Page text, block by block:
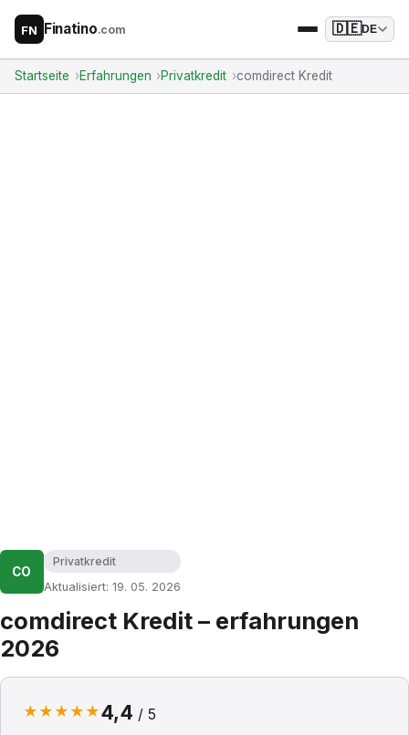
FN Finatino.com 🇩🇪DE
Startseite Erfahrungen Privatkredit comdirect Kredit
CO
Privatkredit
Aktualisiert: 19. 05. 2026
comdirect Kredit – erfahrungen
2026
★ ★ ★ ★ ★4,4 / 5